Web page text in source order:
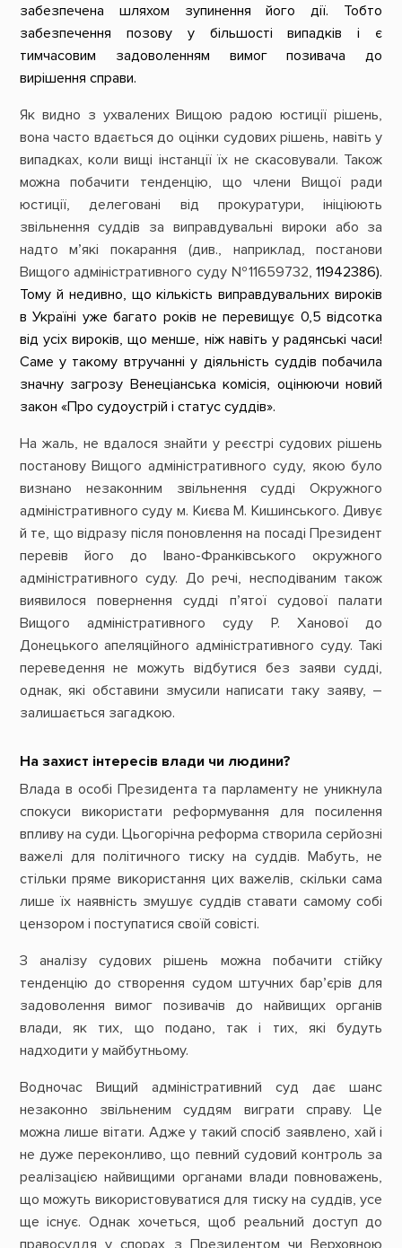
забезпечена шляхом зупинення його дії. Тобто
забезпечення позову у більшості випадків і є
тимчасовим задоволенням вимог позивача до
вирішення справи.
Як видно з ухвалених Вищою радою юстиції рішень,
вона часто вдається до оцінки судових рішень, навіть у
випадках, коли вищі інстанції їх не скасовували. Також
можна побачити тенденцію, що члени Вищої ради
юстиції, делеговані від прокуратури, ініціюють
звільнення суддів за виправдувальні вироки або за
надто м’які покарання (див., наприклад, постанови
Вищого адміністративного суду №11659732,11942386).
Тому й недивно, що кількість виправдувальних вироків
в Україні уже багато років не перевищує 0,5 відсотка
від усіх вироків, що менше, ніж навіть у радянські часи!
Саме у такому втручанні у діяльність суддів побачила
значну загрозу Венеціанська комісія, оцінюючи новий
закон «Про судоустрій і статус суддів».
На жаль, не вдалося знайти у реєстрі судових рішень
постанову Вищого адміністративного суду, якою було
визнано незаконним звільнення судді Окружного
адміністративного суду м. Києва М. Кишинського. Дивує
й те, що відразу після поновлення на посаді Президент
перевів його до Івано-Франківського окружного
адміністративного суду. До речі, несподіваним також
виявилося повернення судді п’ятої судової палати
Вищого адміністративного суду Р. Ханової до
Донецького апеляційного адміністративного суду. Такі
переведення не можуть відбутися без заяви судді,
однак, які обставини змусилинаписати таку заяву, –
залишається загадкою.
На захист інтересів влади чи людини?
Влада в особі Президента та парламенту не уникнула
спокуси використати реформування для посилення
впливу на суди. Цьогорічна реформа створила серйозні
важелі для політичного тиску на суддів. Мабуть, не
стільки пряме використання цих важелів, скільки сама
лише їх наявність змушує суддів ставати самому собі
цензором і поступатися своїй совісті.
З аналізу судових рішень можна побачити стійку
тенденцію до створення судом штучних бар’єрів для
задоволення вимог позивачів до найвищих органів
влади, як тих, що подано, так і тих, які будуть
надходити у майбутньому.
Водночас Вищий адміністративний суд дає шанс
незаконно звільненим суддям виграти справу. Це
можна лише вітати. Адже у такий спосіб заявлено, хай і
не дуже переконливо, що певний судовий контроль за
реалізацією найвищими органами влади повноважень,
що можуть використовуватися для тиску на суддів, усе
ще існує. Однак хочеться, щоб реальний доступ до
правосуддя у спорах з Президентом чи Верховною